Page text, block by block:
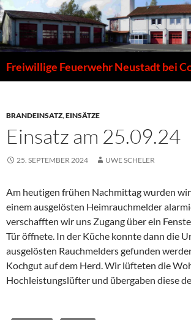
Zum
Inhalt
springen
Freiwillige Feuerwehr Neustadt bei
BRANDEINSATZ,EINSÄTZE
Einsatz am 25.09.24
25. SEPTEMBER 2024 UWE SCHELER
Am heutigen frühen Nachmittag wurden
einem ausgelösten Heimrauchmelder
verschafften wir uns Zugang über ein
Tür öffnete. In der Küche konnte dann die
ausgelösten Rauchmelders gefunden
Kochgut auf dem Herd. Wir lüfteten die
Hochleistungslüfter und übergaben diese